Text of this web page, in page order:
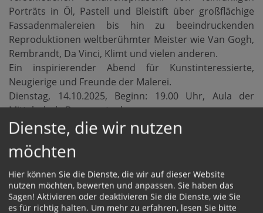
Porträts in Öl, Pastell und Bleistift über großflächige
Fassadenmalereien bis hin zu beeindruckenden
Reproduktionen weltberühmter Meister wie Van Gogh,
Rembrandt, Da Vinci, Klimt und vielen anderen.
Ein inspirierender Abend für Kunstinteressierte,
Neugierige und Freunde der Malerei.
Dienstag, 14.10.2025, Beginn: 19.00 Uhr, Aula der
Mittelschule Baumgartenberg
Eintritt: Freiwillige Spenden
Das Katholische Bildungswerk und der Künstler Karl
Atelier Rischi (Homepage)
Dienste, die wir nutzen
möchten
Hier können Sie die Dienste, die wir auf dieser Website
nutzen möchten, bewerten und anpassen. Sie haben das
Sagen! Aktivieren oder deaktivieren Sie die Dienste, wie Sie
es für richtig halten. Um mehr zu erfahren, lesen Sie bitte